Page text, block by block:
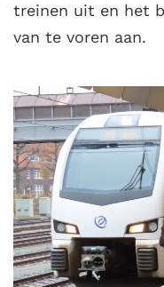
treinen uit en het
van te voren aan.